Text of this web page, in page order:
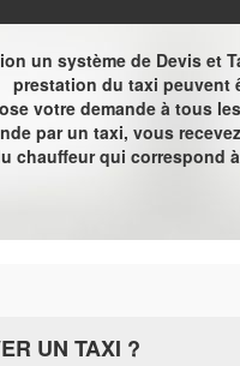
un système de Devis et
prestation du taxi peuvent
votre demande à tous
par un taxi, vous
chauffeur qui correspond
UN TAXI ?